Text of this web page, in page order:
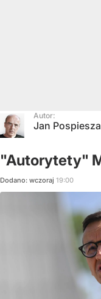
Autor:
Jan
"Autorytety"
Dodano: wczoraj 19:00